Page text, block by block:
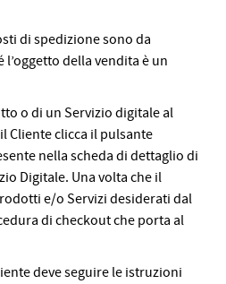
di spedizione sono da
della vendita è un
o di un Servizio digitale al
Cliente clicca il pulsante
nella scheda di dettaglio di
Digitale. Una volta che il
e/o Servizi desiderati dal
di checkout che porta al
deve seguire le istruzioni